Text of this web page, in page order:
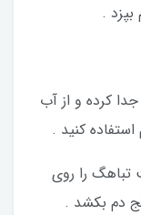
بپزد .
کرده و از آب
کنید .
تباهگ را روی
دم بکشد .